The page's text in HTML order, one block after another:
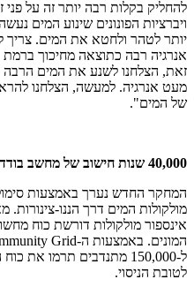
להחליק בקלות רבה יותר זה על
ויברציות הפונונים שינוע המים
יותר לטהר ולחטא את המים. צריך
אנרגיה רבה כתוצאה מחיכוך ברמת
זאת, הצלחנו לשנע את המים הרבה
של המים".
40,000 שנות חישוב של מחשב בודד
המחקר החדש נערך באמצעות
מולקולות המים דרך הננו-
אינספור מולקולות דורשת כוח
המונים. באמצעות ה-Grid
ל-150,000 מתנדבים תרמו
לטובת הניסוי.